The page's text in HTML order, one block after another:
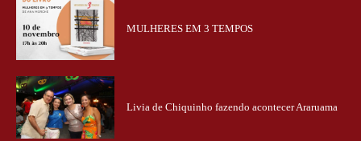
MULHERES EM 3 TEMPOS
Livia de Chiquinho fazendo acontecer Araruama